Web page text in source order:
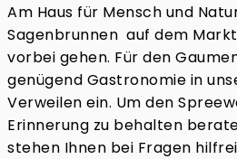
Am Haus für Mensch und
Sagenbrunnen auf dem
vorbei gehen. Für den
genügend Gastronomie in
Verweilen ein. Um den
Erinnerung zu behalten
stehen Ihnen bei Fragen